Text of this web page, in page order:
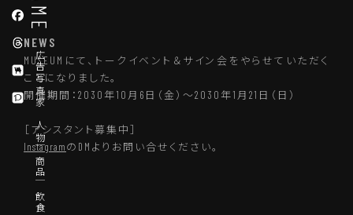
広告写真家 人物｜商品｜飲食
NEWS
MUSEUMにて、トークイベント＆サイン会をやらせていただく
ことになりました。
開催期間：2030年10月6日（金）～2030年1月21日（日）
［アシスタント募集中］
InstagramのDMよりお問い合せください。